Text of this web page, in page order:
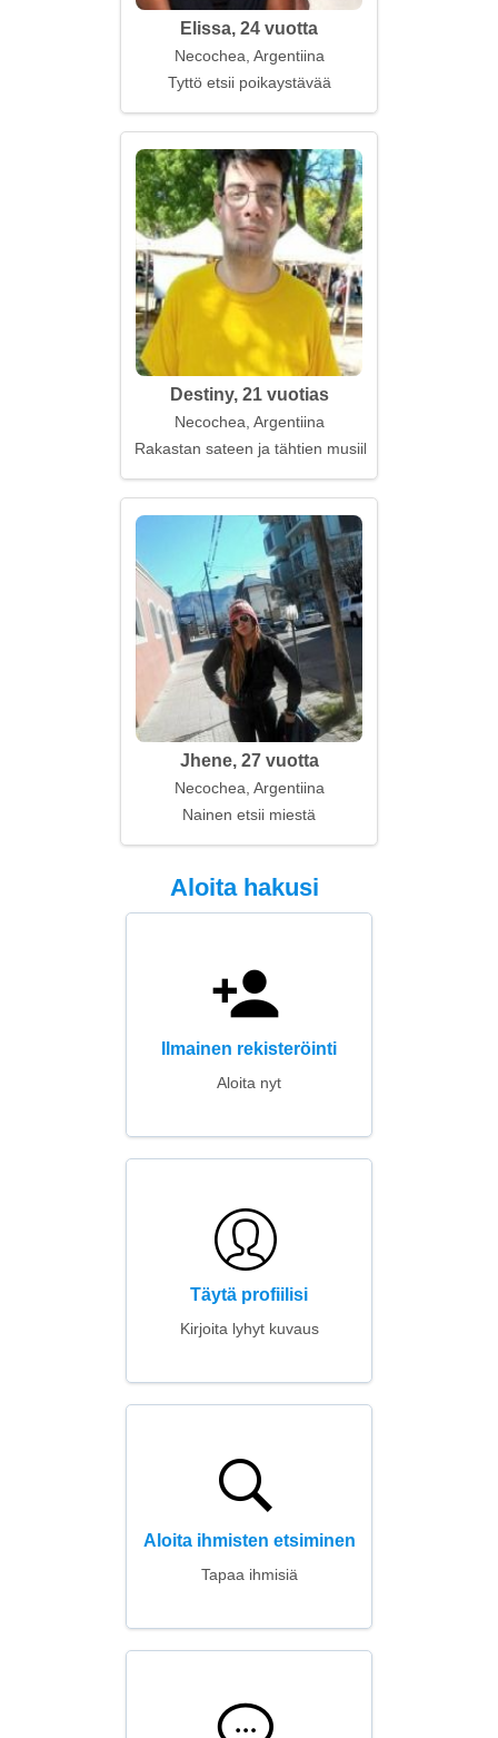
Elissa, 24 vuotta
Necochea, Argentiina
Tyttö etsii poikaystävää
Destiny, 21 vuotias
Necochea, Argentiina
Rakastan sateen ja tähtien musiikkia
Jhene, 27 vuotta
Necochea, Argentiina
Nainen etsii miestä
Aloita hakusi
Ilmainen rekisteröinti
Aloita nyt
Täytä profiilisi
Kirjoita lyhyt kuvaus
Aloita ihmisten etsiminen
Tapaa ihmisiä